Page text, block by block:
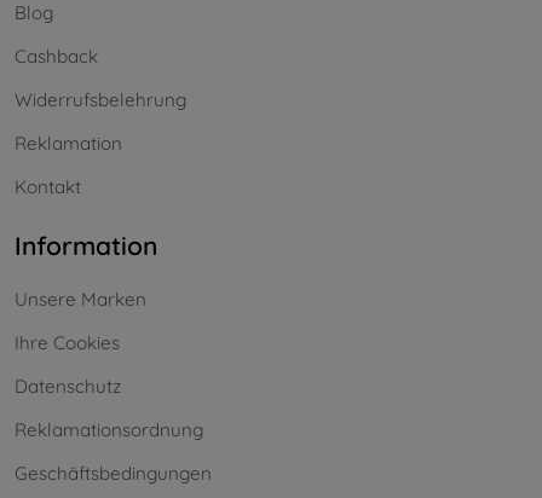
Blog
Cashback
Widerrufsbelehrung
Reklamation
Kontakt
Information
Unsere Marken
Ihre Cookies
Datenschutz
Reklamationsordnung
Geschäftsbedingungen